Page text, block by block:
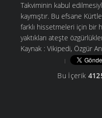
Takviminin kabul
kaymıştır. Bu efsane
farklı hissetmeleri için bir
yaktıkları ateşte
Kaynak : Vikipedi, Özgür
Bu İçerik